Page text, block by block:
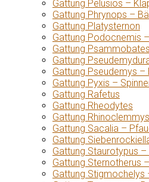
Gattung Pelusios –
Gattung Phrynops –
Gattung Platysternon
Gattung Podocnemis
Gattung
Gattung
Gattung Pseudemys
Gattung Pyxis –
Gattung Rafetus
Gattung Rheodytes
Gattung
Gattung Sacalia –
Gattung
Gattung Staurotypus
Gattung Sternotherus
Gattung Stigmochelys